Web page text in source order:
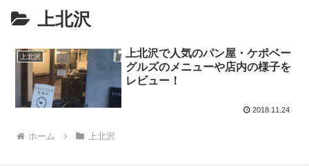
上北沢
上北沢
上北沢で人気のパン屋・ケポベー
グルズのメニューや店内の様子を
レビュー！
2018.11.24
ホーム 上北沢